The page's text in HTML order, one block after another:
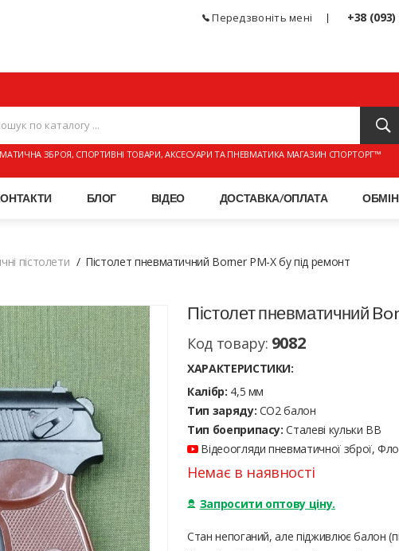
Передзвоніть мені +38
ЗБРОЯ, СПОРТИВНІ ТОВАРИ, АКСЕСУАРИ ТА ПНЕВМАТИКА МАГАЗИН СПОРТОРГ™
БЛОГ ВІДЕО ДОСТАВКА/ОПЛАТА ОБМІН
пістолети Пістолет пневматичний Borner PM-X бу під ремонт
Пістолет пневматичний
Код товару: 9082
ХАРАКТЕРИСТИКИ:
Калібр: 4,5 мм
Тип заряду: CO2 балон
Тип боеприпасу: Сталеві кульки ВВ
Відеоогляди пневматичної зброї,
Немає в наявності
Запросити оптову ціну.
Стан непоганий, але підживлює балон